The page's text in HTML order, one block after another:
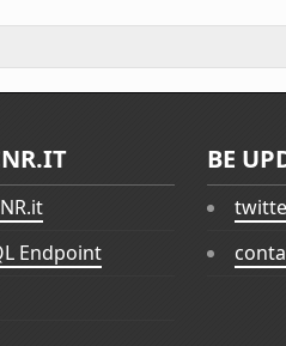
Endpoint
BE